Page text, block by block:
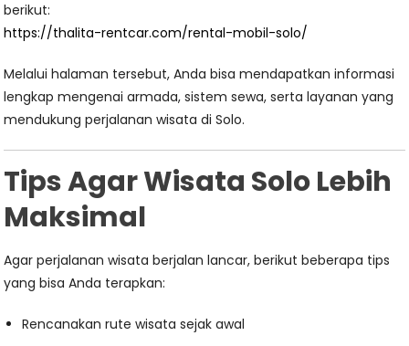
berikut:
https://thalita-rentcar.com/rental-mobil-solo/
Melalui halaman tersebut, Anda bisa mendapatkan informasi
lengkap mengenai armada, sistem sewa, serta layanan yang
mendukung perjalanan wisata di Solo.
Tips Agar Wisata Solo Lebih
Maksimal
Agar perjalanan wisata berjalan lancar, berikut beberapa tips
yang bisa Anda terapkan:
Rencanakan rute wisata sejak awal